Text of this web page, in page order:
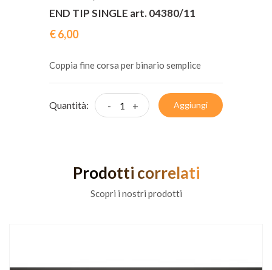
END TIP SINGLE art. 04380/11
€ 6,00
Coppia fine corsa per binario semplice
Quantità: - + Aggiungi
Prodotti correlati
Scopri i nostri prodotti